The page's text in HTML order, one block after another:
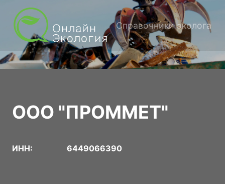
Справочники эколога
ООО "ПРОММЕТ"
ИНН: 6449066390